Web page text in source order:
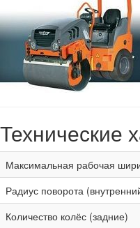
Технические
Максимальная рабочая
Радиус поворота
Количество колёс (задние)